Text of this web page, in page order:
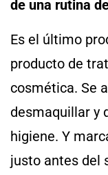
de una rutina
Es el último
producto de
cosmética. Se
desmaquillar y
higiene. Y
justo antes del